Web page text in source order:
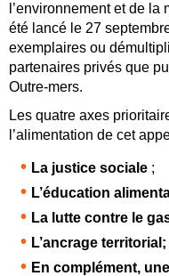
l’environnement et de la
été lancé le 27
exemplaires ou
partenaires privés que
Outre-mers.
Les quatre axes
l’alimentation de cet
La justice sociale ;
L’éducation
La lutte contre le
L’ancrage territorial;
En complément,